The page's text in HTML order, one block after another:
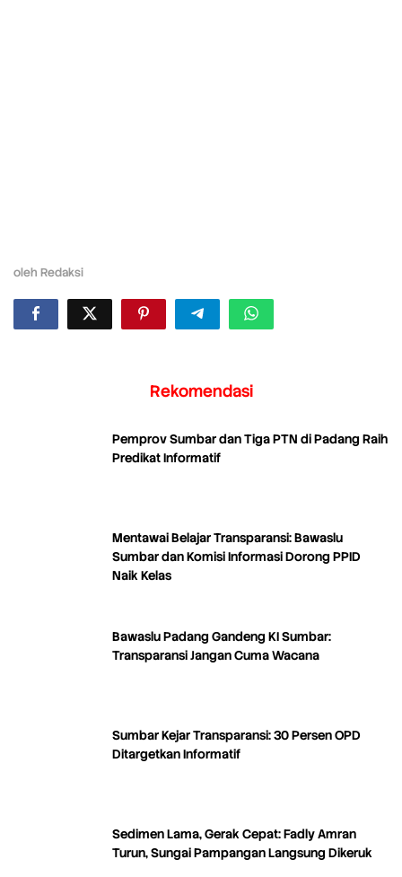
oleh Redaksi
Rekomendasi
Pemprov Sumbar dan Tiga PTN di Padang Raih
Predikat Informatif
Mentawai Belajar Transparansi: Bawaslu
Sumbar dan Komisi Informasi Dorong PPID
Naik Kelas
Bawaslu Padang Gandeng KI Sumbar:
Transparansi Jangan Cuma Wacana
Sumbar Kejar Transparansi: 30 Persen OPD
Ditargetkan Informatif
Sedimen Lama, Gerak Cepat: Fadly Amran
Turun, Sungai Pampangan Langsung Dikeruk